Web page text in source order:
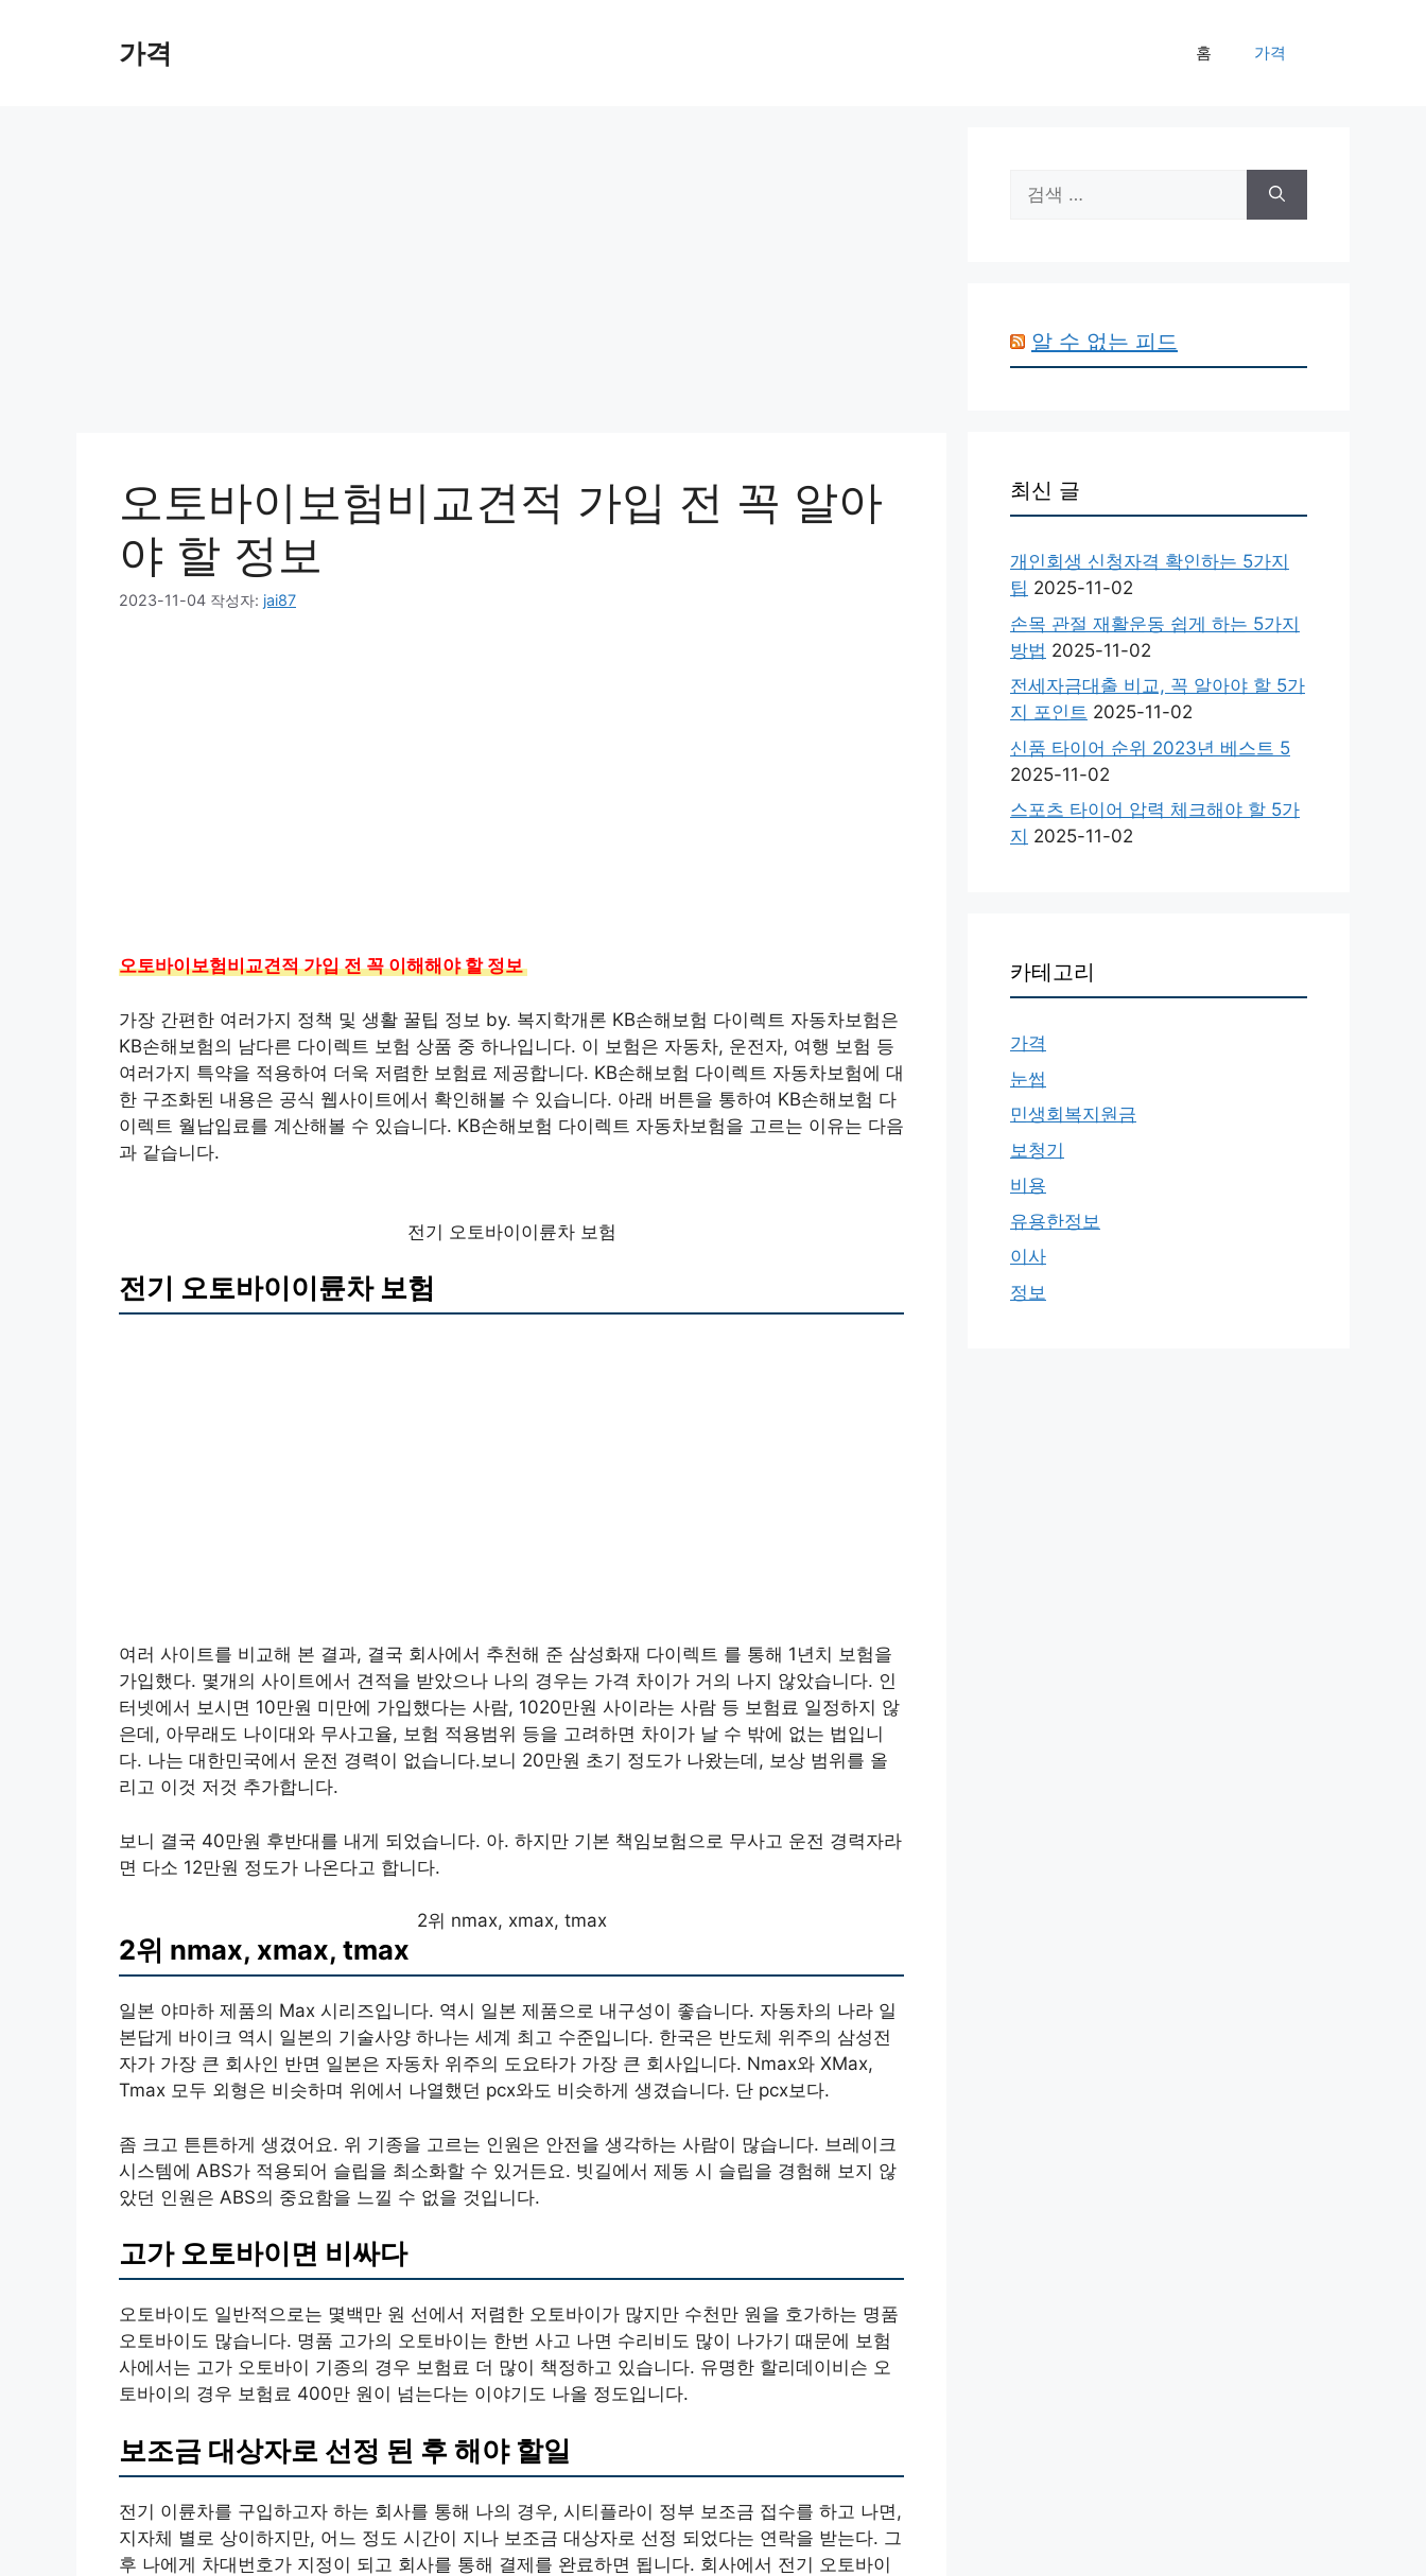
가격 홈 가격
오토바이보험비교견적 가입 전 꼭 알아
야 할 정보 ️
2023-11-04 작성자: jai87
오토바이보험비교견적 가입 전 꼭 이해해야 할 정보 ️
가장 간편한 여러가지 정책 및 생활 꿀팁 정보 by. 복지학개론 KB손해보험 다이렉트 자동차보험은
KB손해보험의 남다른 다이렉트 보험 상품 중 하나입니다. 이 보험은 자동차, 운전자, 여행 보험 등
여러가지 특약을 적용하여 더욱 저렴한 보험료 제공합니다. KB손해보험 다이렉트 자동차보험에 대
한 구조화된 내용은 공식 웹사이트에서 확인해볼 수 있습니다. 아래 버튼을 통하여 KB손해보험 다
이렉트 월납입료를 계산해볼 수 있습니다. KB손해보험 다이렉트 자동차보험을 고르는 이유는 다음
과 같습니다.
전기 오토바이이륜차 보험
전기 오토바이이륜차 보험
여러 사이트를 비교해 본 결과, 결국 회사에서 추천해 준 삼성화재 다이렉트 를 통해 1년치 보험을
가입했다. 몇개의 사이트에서 견적을 받았으나 나의 경우는 가격 차이가 거의 나지 않았습니다. 인
터넷에서 보시면 10만원 미만에 가입했다는 사람, 1020만원 사이라는 사람 등 보험료 일정하지 않
은데, 아무래도 나이대와 무사고율, 보험 적용범위 등을 고려하면 차이가 날 수 밖에 없는 법입니
다. 나는 대한민국에서 운전 경력이 없습니다.보니 20만원 초기 정도가 나왔는데, 보상 범위를 올
리고 이것 저것 추가합니다.
보니 결국 40만원 후반대를 내게 되었습니다. 아. 하지만 기본 책임보험으로 무사고 운전 경력자라
면 다소 12만원 정도가 나온다고 합니다.
2위 nmax, xmax, tmax
2위 nmax, xmax, tmax
일본 야마하 제품의 Max 시리즈입니다. 역시 일본 제품으로 내구성이 좋습니다. 자동차의 나라 일
본답게 바이크 역시 일본의 기술사양 하나는 세계 최고 수준입니다. 한국은 반도체 위주의 삼성전
자가 가장 큰 회사인 반면 일본은 자동차 위주의 도요타가 가장 큰 회사입니다. Nmax와 XMax,
Tmax 모두 외형은 비슷하며 위에서 나열했던 pcx와도 비슷하게 생겼습니다. 단 pcx보다.
좀 크고 튼튼하게 생겼어요. 위 기종을 고르는 인원은 안전을 생각하는 사람이 많습니다. 브레이크
시스템에 ABS가 적용되어 슬립을 최소화할 수 있거든요. 빗길에서 제동 시 슬립을 경험해 보지 않
았던 인원은 ABS의 중요함을 느낄 수 없을 것입니다.
고가 오토바이면 비싸다
오토바이도 일반적으로는 몇백만 원 선에서 저렴한 오토바이가 많지만 수천만 원을 호가하는 명품
오토바이도 많습니다. 명품 고가의 오토바이는 한번 사고 나면 수리비도 많이 나가기 때문에 보험
사에서는 고가 오토바이 기종의 경우 보험료 더 많이 책정하고 있습니다. 유명한 할리데이비슨 오
토바이의 경우 보험료 400만 원이 넘는다는 이야기도 나올 정도입니다.
보조금 대상자로 선정 된 후 해야 할일
전기 이륜차를 구입하고자 하는 회사를 통해 나의 경우, 시티플라이 정부 보조금 접수를 하고 나면,
지자체 별로 상이하지만, 어느 정도 시간이 지나 보조금 대상자로 선정 되었다는 연락을 받는다. 그
후 나에게 차대번호가 지정이 되고 회사를 통해 결제를 완료하면 됩니다. 회사에서 전기 오토바이
색:
알 수 없는 피드
최신 글
개인회생 신청자격 확인하는 5가지
팁 2025-11-02
손목 관절 재활운동 쉽게 하는 5가지
방법 2025-11-02
전세자금대출 비교, 꼭 알아야 할 5가
지 포인트 2025-11-02
신품 타이어 순위 2023년 베스트 5
2025-11-02
스포츠 타이어 압력 체크해야 할 5가
지 2025-11-02
카테고리
가격
눈썹
민생회복지원금
보청기
비용
유용한정보
이사
정보